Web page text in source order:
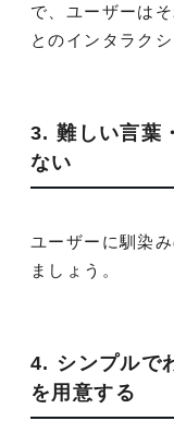
で、ユーザーは
とのインタラク
3. 難しい言葉
ない
ユーザーに馴染
ましょう。
4. シンプルで
を用意する